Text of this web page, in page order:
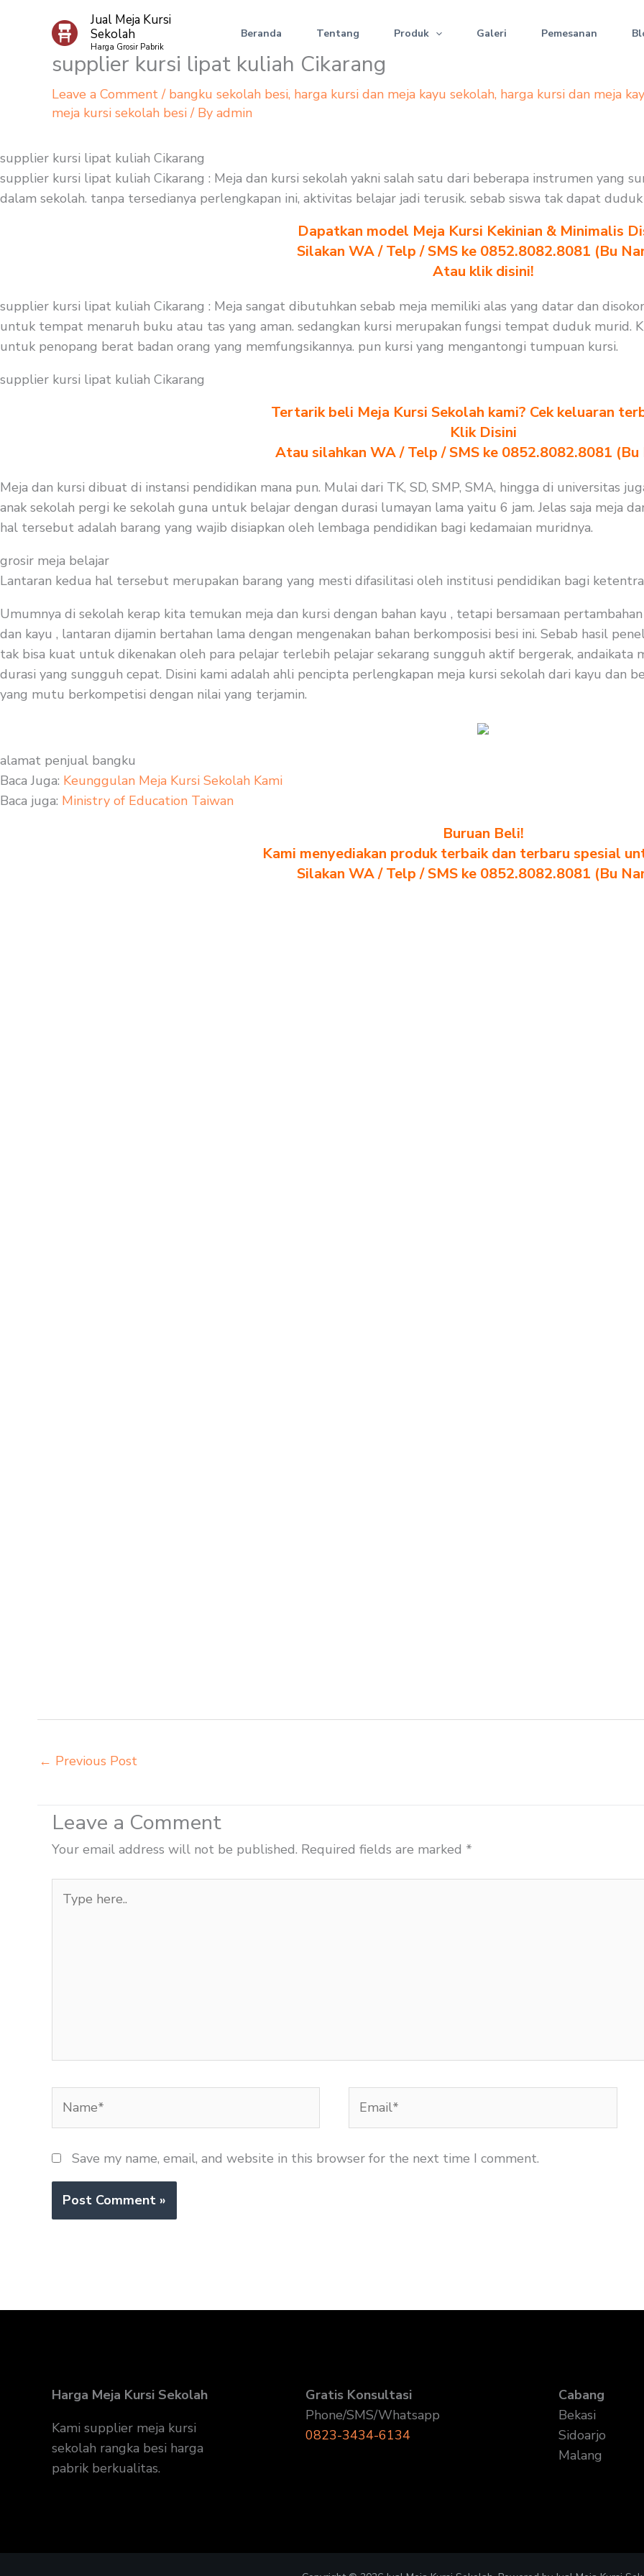
Jual Meja Kursi
Sekolah
Harga Grosir Pabrik
Beranda Tentang Produk Galeri Pemesanan
supplier kursi lipat kuliah Cikarang
Leave a Comment / bangku sekolah besi, harga kursi dan meja kayu sekolah, harga kursi dan meja
meja kursi sekolah besi/ By admin
supplier kursi lipat kuliah Cikarang
supplier kursi lipat kuliah Cikarang : Meja dan kursi sekolah yakni salah satu dari beberapa instrumen yang
dalam sekolah. tanpa tersedianya perlengkapan ini, aktivitas belajar jadi terusik. sebab siswa tak dapat
Dapatkan model Meja Kursi Kekinian & Minimalis
Silakan WA / Telp / SMS ke 0852.8082.8081 (Bu
Atau klik disini!
supplier kursi lipat kuliah Cikarang : Meja sangat dibutuhkan sebab meja memiliki alas yang datar dan
untuk tempat menaruh buku atau tas yang aman. sedangkan kursi merupakan fungsi tempat duduk murid.
untuk penopang berat badan orang yang memfungsikannya. pun kursi yang mengantongi tumpuan kursi.
supplier kursi lipat kuliah Cikarang
Tertarik beli Meja Kursi Sekolah kami? Cek keluaran
Klik Disini
Atau silahkan WA / Telp / SMS ke 0852.8082.8081 (Bu
Meja dan kursi dibuat di instansi pendidikan mana pun. Mulai dari TK, SD, SMP, SMA, hingga di universitas
anak sekolah pergi ke sekolah guna untuk belajar dengan durasi lumayan lama yaitu 6 jam. Jelas saja meja
hal tersebut adalah barang yang wajib disiapkan oleh lembaga pendidikan bagi kedamaian muridnya.
grosir meja belajar
Lantaran kedua hal tersebut merupakan barang yang mesti difasilitasi oleh institusi pendidikan bagi
Umumnya di sekolah kerap kita temukan meja dan kursi dengan bahan kayu , tetapi bersamaan
dan kayu , lantaran dijamin bertahan lama dengan mengenakan bahan berkomposisi besi ini. Sebab hasil
tak bisa kuat untuk dikenakan oleh para pelajar terlebih pelajar sekarang sungguh aktif bergerak, andaikata
durasi yang sungguh cepat. Disini kami adalah ahli pencipta perlengkapan meja kursi sekolah dari kayu dan
yang mutu berkompetisi dengan nilai yang terjamin.
alamat penjual bangku
Baca Juga: Keunggulan Meja Kursi Sekolah Kami
Baca juga: Ministry of Education Taiwan
Buruan Beli!
Kami menyediakan produk terbaik dan terbaru spesial
Silakan WA / Telp / SMS ke 0852.8082.8081 (Bu
← Previous Post
Leave a Comment
Your email address will not be published. Required fields are marked *
here..
Save my name, email, and website in this browser for the next time I comment.
Harga Meja Kursi Sekolah
Kami supplier meja kursi
sekolah rangka besi harga
pabrik berkualitas.
Gratis Konsultasi
Phone/SMS/Whatsapp
0823-3434-6134
Cabang
Bekasi
Sidoarjo
Malang